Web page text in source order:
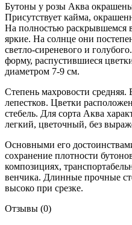
Бутоны у розы Аква
Присутствует кайма,
На полностью раскрывшемся
яркие. На солнце они
светло-сиреневого и
форму, распустившиеся
диаметром 7-9 см.
Степень махровости
лепестков. Цветки
стебель. Для сорта Аква
легкий, цветочный, без
Основными его
сохранение плотности
композициях,
венчика. Длинные прочные
высоко при срезке.
Отзывы (0)